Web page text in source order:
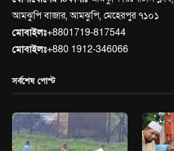
আমঝুপি বাজার, আমঝুপি, মেহেরপুর ৭১০১
মোবাইলঃ+8801719-817544
মোবাইলঃ+880 1912-346066
সর্বশেষ পোস্ট